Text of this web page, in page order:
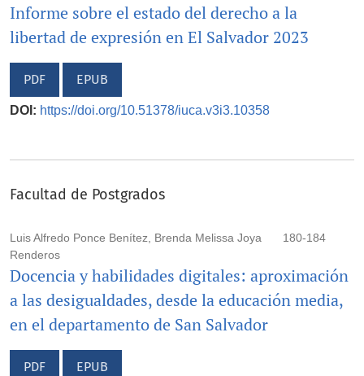
Informe sobre el estado del derecho a la
libertad de expresión en El Salvador 2023
PDF EPUB
DOI: https://doi.org/10.51378/iuca.v3i3.10358
Facultad de Postgrados
Luis Alfredo Ponce Benítez, Brenda Melissa Joya
Renderos
180-184
Docencia y habilidades digitales: aproximación
a las desigualdades, desde la educación media,
en el departamento de San Salvador
PDF EPUB